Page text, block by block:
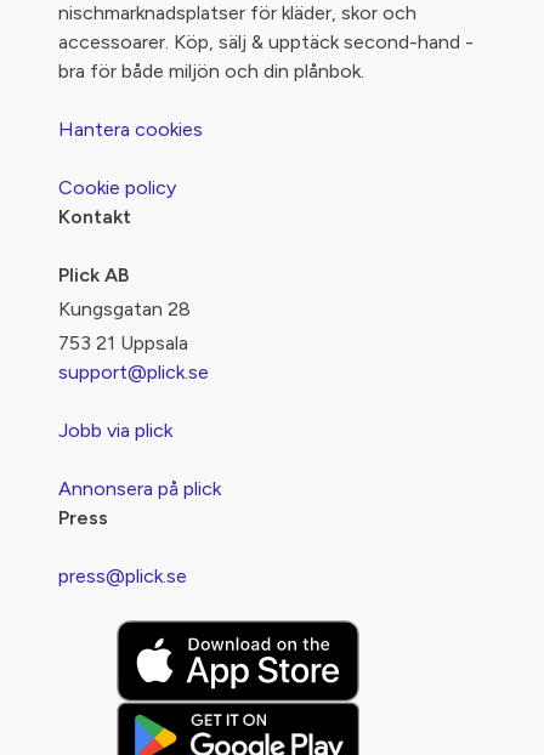
nischmarknadsplatser för kläder, skor och
accessoarer. Köp, sälj & upptäck second-hand -
bra för både miljön och din plånbok.
Hantera cookies
Cookie policy
Kontakt
Plick AB
Kungsgatan 28
753 21 Uppsala
support@plick.se
Jobb via plick
Annonsera på plick
Press
press@plick.se